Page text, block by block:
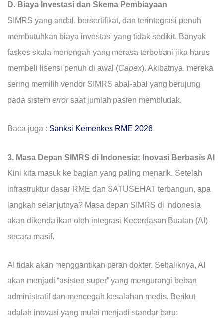
D. Biaya Investasi dan Skema Pembiayaan
SIMRS yang andal, bersertifikat, dan terintegrasi penuh
membutuhkan biaya investasi yang tidak sedikit. Banyak
faskes skala menengah yang merasa terbebani jika harus
membeli lisensi penuh di awal (Capex). Akibatnya, mereka
sering memilih vendor SIMRS abal-abal yang berujung
pada sistem errorsaat jumlah pasien membludak.
Baca juga : Sanksi Kemenkes RME 2026
3. Masa Depan SIMRS di Indonesia: Inovasi Berbasis AI
Kini kita masuk ke bagian yang paling menarik. Setelah
infrastruktur dasar RME dan SATUSEHAT terbangun, apa
langkah selanjutnya? Masa depan SIMRS di Indonesia
akan dikendalikan oleh integrasi Kecerdasan Buatan (AI)
secara masif.
AI tidak akan menggantikan peran dokter. Sebaliknya, AI
akan menjadi “asisten super” yang mengurangi beban
administratif dan mencegah kesalahan medis. Berikut
adalah inovasi yang mulai menjadi standar baru: